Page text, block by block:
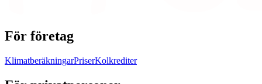
För företag
KlimatberäkningarPriserKolkrediter